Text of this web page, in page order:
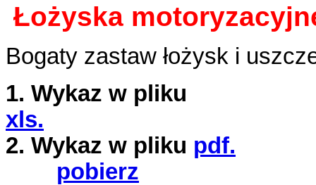
Łożyska
Bogaty zastaw łożysk i
1. Wykaz w pliku
xls.
2. Wykaz w pliku pdf.
pobierz